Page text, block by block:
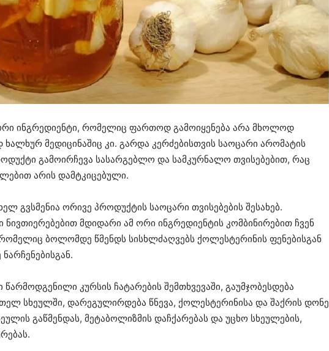
ინგრედიენტი, რომელიც ფართოდ გამოიყენება არა მხოლოდ
ხალხურ მედიცინაშიც კი. გარდა კერძებისთვის საოცარი არომატის
გამოირჩევა სასარგებლო და სამკურნალო თვისებებით, რაც
არის დამტკიცებული.
გვსმენია ორივე პროდუქტის საოცარი თვისებების შესახებ.
ნივთიერებებით მდიდარი ამ ორი ინგრედიენტის კომბინირებით ჩვენ
ბოლომდე წმენდს სისხლძაღვებს ქოლესტერინის ფენებისგან
ნარჩენებისგან.
კურსის ჩატარების შემთხვევაში, გაუმჯობესდება
სხეულში, დარეგულირდება წნევა, ქოლესტერინისა და შაქრის დონე
გაწმენდას, მეტაბოლიზმის დაჩქარებას და უცხო სხეულების,